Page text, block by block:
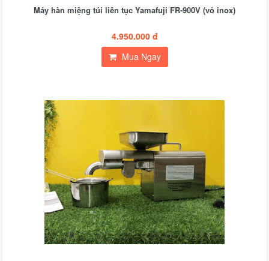
Máy hàn miệng túi liên tục Yamafuji FR-900V (vỏ inox)
4.950.000 đ
Mua Ngay